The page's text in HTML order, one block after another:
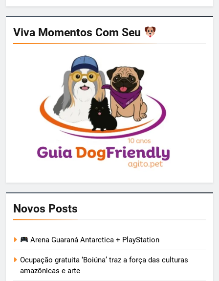
Viva Momentos Com Seu
Novos Posts
Arena Guaraná Antarctica + PlayStation
Ocupação gratuita ‘Boiúna’ traz a força das culturas
amazônicas e arte